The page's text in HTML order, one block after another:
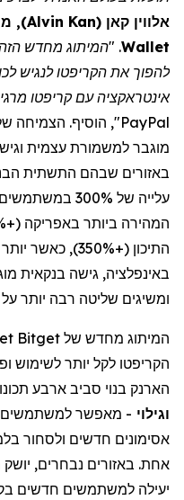
אלווין קאן (
Alvin Kan
)
,
Wallet
. "המיתוג מחדש
להפוך אתהקריפטולנגיש
אינטראקציה עםקריפטו
PayPal
", הוסיף. הצמיחה
מוגבר למשמורת עצמית
באזורים שבהם התשתית
עלייה של
התיכון (+350%), כאשר יותר אנשים פונים
באינפלציה, גישה בנקאית
ומשיגים שליטה רבה יותר
המיתוג מחדש של Bitget
הקריפטו לקל יותר לשימוש
הארנק בנוי סביב ארבע
וגילוי - מאפשר למשתמשים
אסימונים חדשים ולסחור
אחת. באזורים נבחרים,
יעילה למשתמשים חדשים